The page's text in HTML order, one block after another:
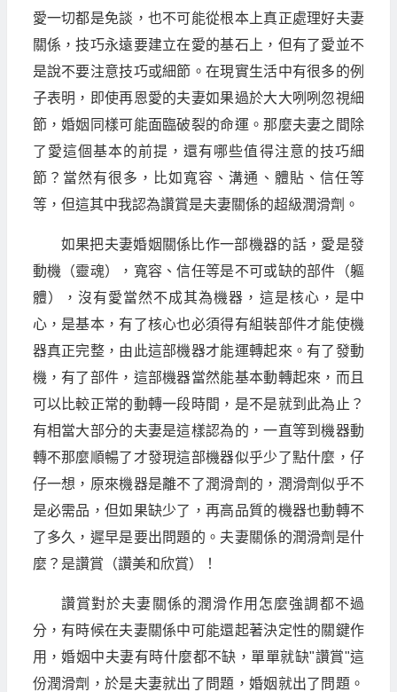
愛一切都是免談，也不可能從根本上真正處理好夫妻
關係，技巧永遠要建立在愛的基石上，但有了愛並不
是說不要注意技巧或細節。在現實生活中有很多的例
子表明，即使再恩愛的夫妻如果過於大大咧咧忽視細
節，婚姻同樣可能面臨破裂的命運。那麼夫妻之間除
了愛這個基本的前提，還有哪些值得注意的技巧細
節？當然有很多，比如寬容、溝通、體貼、信任等
等，但這其中我認為讚賞是夫妻關係的超級潤滑劑。
如果把夫妻婚姻關係比作一部機器的話，愛是發
動機（靈魂），寬容、信任等是不可或缺的部件（軀
體），沒有愛當然不成其為機器，這是核心，是中
心，是基本，有了核心也必須得有組裝部件才能使機
器真正完整，由此這部機器才能運轉起來。有了發動
機，有了部件，這部機器當然能基本動轉起來，而且
可以比較正常的動轉一段時間，是不是就到此為止？
有相當大部分的夫妻是這樣認為的，一直等到機器動
轉不那麼順暢了才發現這部機器似乎少了點什麼，仔
仔一想，原來機器是離不了潤滑劑的，潤滑劑似乎不
是必需品，但如果缺少了，再高品質的機器也動轉不
了多久，遲早是要出問題的。夫妻關係的潤滑劑是什
麼？是讚賞（讚美和欣賞）！
讚賞對於夫妻關係的潤滑作用怎麼強調都不過
分，有時候在夫妻關係中可能還起著決定性的關鍵作
用，婚姻中夫妻有時什麼都不缺，單單就缺"讚賞"這
份潤滑劑，於是夫妻就出了問題，婚姻就出了問題。